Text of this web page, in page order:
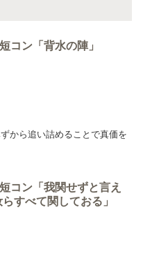
コン「背水の陣」
から追い詰めることで真価を
コン「我関せずと言え
すべて関しておる」